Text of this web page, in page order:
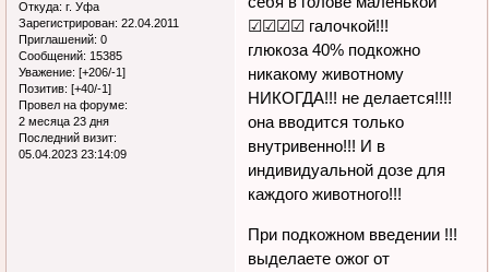
Откуда: г. Уфа
Зарегистрирован: 22.04.2011
Приглашений: 0
Сообщений: 15385
Уважение: [+206/-1]
Позитив: [+40/-1]
Провел на форуме:
2 месяца 23 дня
Последний визит:
05.04.2023 23:14:09
☑☑☑☑ галочкой!!!
глюкоза 40% подкожно
никакому животному
НИКОГДА!!! не делается!!!!
она вводится только
внутривенно!!! И в
индивидуальной дозе для
каждого животного!!!
При подкожном введении !!!
выделаете ожог от